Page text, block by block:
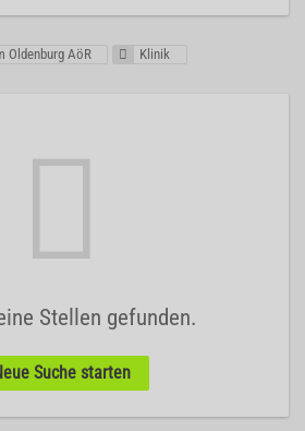
Oldenburg AöR Klinik
Stellen gefunden.
Suche starten